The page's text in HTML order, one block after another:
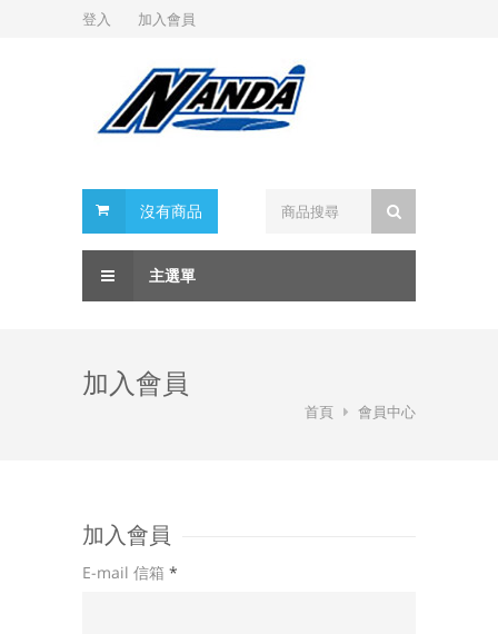
登入 加入會員
沒有商品
主選單
加入會員
首頁 會員中心
加入會員
E-mail 信箱 *